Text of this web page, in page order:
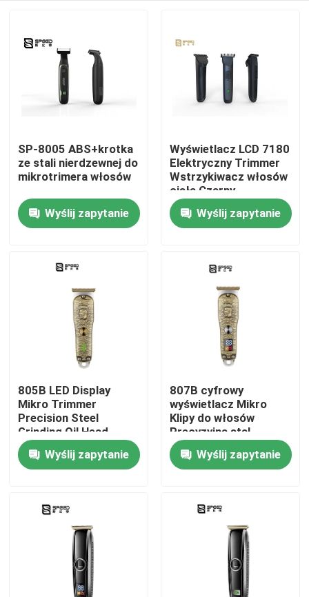
Dom
Wycieczka po fabryce
Kontrola jakości
Aktualności
Poprosić o wycenę
Profesjonalny klijer do włosów
Odładowalna klijka do włosów
SP-8005 ABS+krotka
ze stali nierdzewnej do
mikrotrimera włosów
Wyślij zapytanie
Wyświetlacz LCD 7180
Elektryczny Trimmer
Wstrzykiwacz włosów
ciała Czarny
Wyślij zapytanie
805B LED Display
Mikro Trimmer
Precision Steel
Grinding Oil Head
Carver Scissors
Wyślij zapytanie
807B cyfrowy
wyświetlacz Mikro
Klipy do włosów
Precyzyjna stal
Szlifowanie oleju
głowa rzeźbiarka
nożyce
Wyślij zapytanie